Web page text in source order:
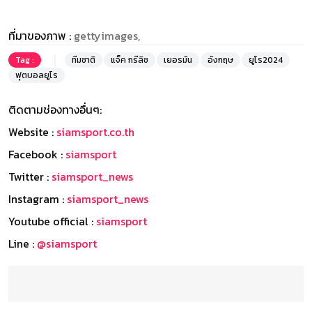
ที่มาของภาพ : gettyimages,
Tag : ทีมชาติ แจ็ค กรีลิช เยอรมัน อังกฤษ
ยูโร2024
ฟุตบอลยูโร
ติดตามช่องทางอื่นๆ:
Website : siamsport.co.th
Facebook : siamsport
Twitter : siamsport_news
Instagram : siamsport_news
Youtube official : siamsport
Line : @siamsport